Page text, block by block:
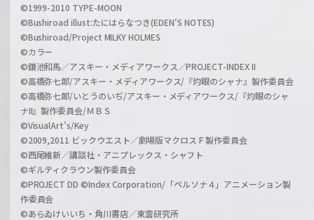
©1999-2010 TYPE-MOON
©Bushiroad illust:たにはらなつき(EDEN'S NOTES)
©Bushiroad/Project MILKY HOLMES
©カラー
©鎌池和馬／アスキー・メディアワークス／PROJECT-INDEX II
©高橋弥七郎/アスキー・メディアワークス/『灼眼のシャナ』製作委員会
©高橋弥七郎/いとうのいぢ/アスキー・メディアワークス/『灼眼のシャ
ナII』製作委員会/ＭＢＳ
©VisualArt's/Key
©2009,2011 ビックウエスト／劇場版マクロスＦ製作委員会
©西尾維新／講談社・アニプレックス・シャフト
©ギルティクラウン製作委員会
©PROJECT DD ©Index Corporation/「ペルソナ４」アニメーション製
作委員会
©あらゐけいいち・角川書店／東雲研究所